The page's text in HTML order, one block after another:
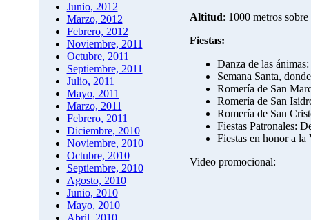
Junio, 2012
Marzo, 2012
Febrero, 2012
Noviembre, 2011
Octubre, 2011
Septiembre, 2011
Julio, 2011
Mayo, 2011
Marzo, 2011
Febrero, 2011
Diciembre, 2010
Noviembre, 2010
Octubre, 2010
Septiembre, 2010
Agosto, 2010
Junio, 2010
Mayo, 2010
Altitud: 1000 metros
Fiestas:
Danza de las
Semana Santa,
Romería de San
Romería de San
Romería de San
Fiestas Patronales:
Fiestas en honor a
Video promocional: